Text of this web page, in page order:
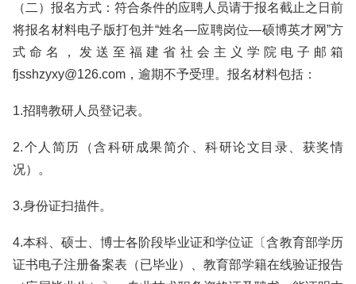
（二）报名方式：符合条件的应聘人员请于报名截止之日前
将报名材料电子版打包并“姓名—应聘岗位—硕博英才网”方
式命名，发送至福建省社会主义学院电子邮箱
fjsshzyxy@126.com，逾期不予受理。报名材料包括：
1.招聘教研人员登记表。
2.个人简历（含科研成果简介、科研论文目录、获奖情
况）。
3.身份证扫描件。
4.本科、硕士、博士各阶段毕业证和学位证〔含教育部学历
证书电子注册备案表（已毕业）、教育部学籍在线验证报告